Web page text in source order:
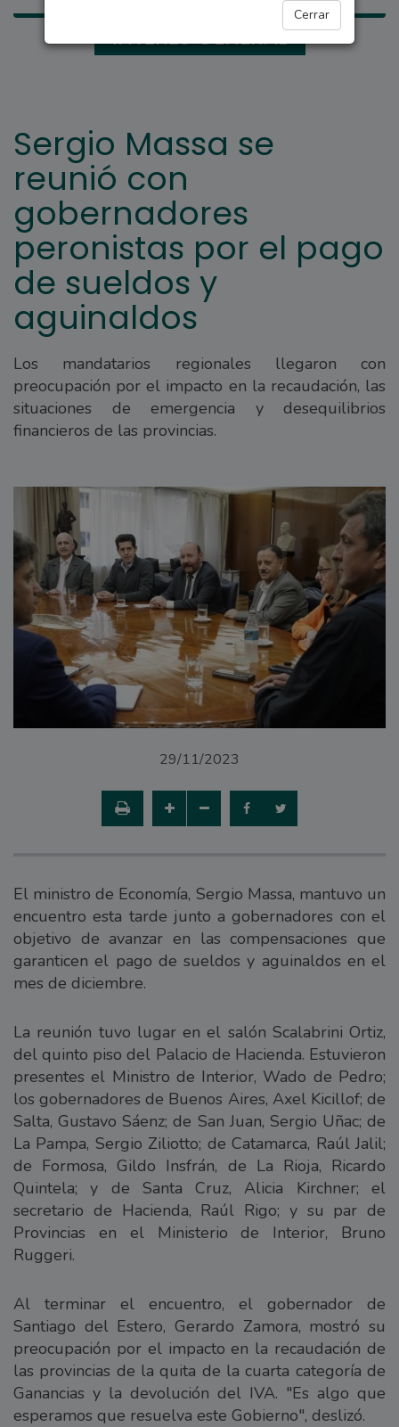
Cerrar
INTERÉS GENERAL
Sergio Massa se
reunió con
gobernadores
peronistas por el pago
de sueldos y
aguinaldos
Los mandatarios regionales llegaron con
preocupación por el impacto en la recaudación, las
situaciones de emergencia y desequilibrios
financieros de las provincias.
29/11/2023
El ministro de Economía, Sergio Massa, mantuvo un
encuentro esta tarde junto a gobernadores con el
objetivo de avanzar en las compensaciones que
garanticen el pago de sueldos y aguinaldos en el
mes de diciembre.
La reunión tuvo lugar en el salón Scalabrini Ortiz,
del quinto piso del Palacio de Hacienda. Estuvieron
presentes el Ministro de Interior, Wado de Pedro;
los gobernadores de Buenos Aires, Axel Kicillof; de
Salta, Gustavo Sáenz; de San Juan, Sergio Uñac; de
La Pampa, Sergio Ziliotto; de Catamarca, Raúl Jalil;
de Formosa, Gildo Insfrán, de La Rioja, Ricardo
Quintela; y de Santa Cruz, Alicia Kirchner; el
secretario de Hacienda, Raúl Rigo; y su par de
Provincias en el Ministerio de Interior, Bruno
Ruggeri.
Al terminar el encuentro, el gobernador de
Santiago del Estero, Gerardo Zamora, mostró su
preocupación por el impacto en la recaudación de
las provincias de la quita de la cuarta categoría de
Ganancias y la devolución del IVA. "Es algo que
esperamos que resuelva este Gobierno", deslizó.